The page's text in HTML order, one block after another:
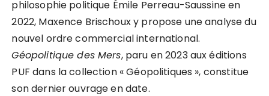
philosophie politique Émile Perreau-Saussine en
2022, Maxence Brischoux y propose une analyse du
nouvel ordre commercial international.
Géopolitique des Mers, paru en 2023 aux éditions
PUF dans la collection « Géopolitiques », constitue
son dernier ouvrage en date.